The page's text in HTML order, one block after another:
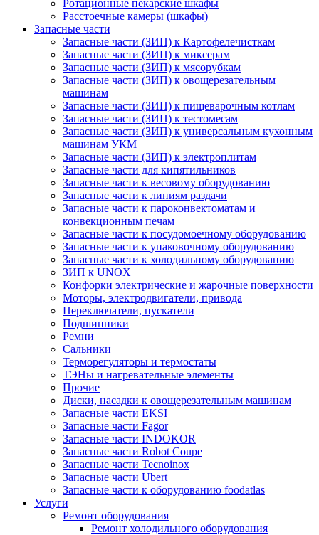
Ротационные пекарские шкафы
Расстоечные камеры (шкафы)
Запасные части
Запасные части (ЗИП) к Картофелечисткам
Запасные части (ЗИП) к миксерам
Запасные части (ЗИП) к мясорубкам
Запасные части (ЗИП) к овощерезательным
машинам
Запасные части (ЗИП) к пищеварочным котлам
Запасные части (ЗИП) к тестомесам
Запасные части (ЗИП) к универсальным кухонным
машинам УКМ
Запасные части (ЗИП) к электроплитам
Запасные части для кипятильников
Запасные части к весовому оборудованию
Запасные части к линиям раздачи
Запасные части к пароконвектоматам и
конвекционным печам
Запасные части к посудомоечному оборудованию
Запасные части к упаковочному оборудованию
Запасные части к холодильному оборудованию
ЗИП к UNOX
Конфорки электрические и жарочные поверхности
Моторы, электродвигатели, привода
Переключатели, пускатели
Подшипники
Ремни
Сальники
Терморегуляторы и термостаты
ТЭНы и нагревательные элементы
Прочие
Диски, насадки к овощерезательным машинам
Запасные части EKSI
Запасные части Fagor
Запасные части INDOKOR
Запасные части Robot Coupe
Запасные части Tecnoinox
Запасные части Ubert
Запасные части к оборудованию foodatlas
Услуги
Ремонт оборудования
Ремонт холодильного оборудования